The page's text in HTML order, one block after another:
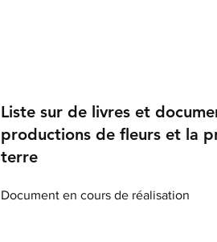
Liste sur de livres et
productions de fleurs et la
terre
Document en cours de réalisation